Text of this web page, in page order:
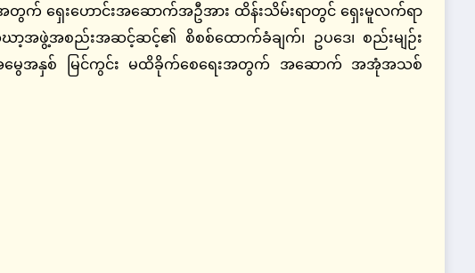
အတွက် ရှေးဟောင်းအဆောက်အဦအား ထိန်းသိမ်းရာတွင် ရှေးမူလက်ရာ
ာ့အဖွဲ့အစည်းအဆင့်ဆင့်၏ စိစစ်ထောက်ခံချက်၊ ဥပဒေ၊ စည်းမျဉ်း
င်းအမွေအနှစ် မြင်ကွင်း မထိခိုက်စေရေးအတွက် အဆောက် အအုံအသစ်